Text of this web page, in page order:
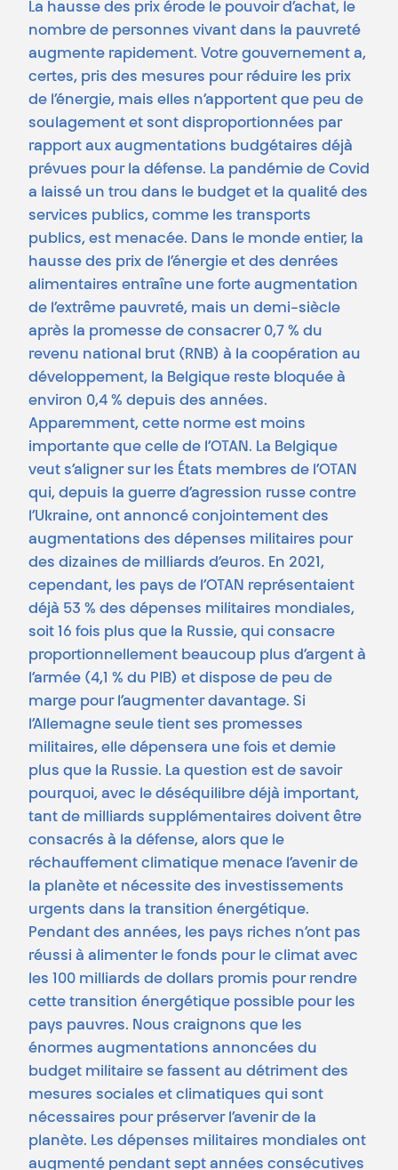
La hausse des prix érode le pouvoir d’achat, le
nombre de personnes vivant dans la pauvreté
augmente rapidement. Votre gouvernement a,
certes, pris des mesures pour réduire les prix
de l’énergie, mais elles n’apportent que peu de
soulagement et sont disproportionnées par
rapport aux augmentations budgétaires déjà
prévues pour la défense. La pandémie de Covid
a laissé un trou dans le budget et la qualité des
services publics, comme les transports
publics, est menacée. Dans le monde entier, la
hausse des prix de l’énergie et des denrées
alimentaires entraîne une forte augmentation
de l’extrême pauvreté, mais un demi-siècle
après la promesse de consacrer 0,7 % du
revenu national brut (RNB) à la coopération au
développement, la Belgique reste bloquée à
environ 0,4 % depuis des années.
Apparemment, cette norme est moins
importante que celle de l’OTAN. La Belgique
veut s’aligner sur les États membres de l’OTAN
qui, depuis la guerre d’agression russe contre
l’Ukraine, ont annoncé conjointement des
augmentations des dépenses militaires pour
des dizaines de milliards d’euros. En 2021,
cependant, les pays de l’OTAN représentaient
déjà 53 % des dépenses militaires mondiales,
soit 16 fois plus que la Russie, qui consacre
proportionnellement beaucoup plus d’argent à
l’armée (4,1 % du PIB) et dispose de peu de
marge pour l’augmenter davantage. Si
l’Allemagne seule tient ses promesses
militaires, elle dépensera une fois et demie
plus que la Russie. La question est de savoir
pourquoi, avec le déséquilibre déjà important,
tant de milliards supplémentaires doivent être
consacrés à la défense, alors que le
réchauffement climatique menace l’avenir de
la planète et nécessite des investissements
urgents dans la transition énergétique.
Pendant des années, les pays riches n’ont pas
réussi à alimenter le fonds pour le climat avec
les 100 milliards de dollars promis pour rendre
cette transition énergétique possible pour les
pays pauvres. Nous craignons que les
énormes augmentations annoncées du
budget militaire se fassent au détriment des
mesures sociales et climatiques qui sont
nécessaires pour préserver l’avenir de la
planète. Les dépenses militaires mondiales ont
augmenté pendant sept années consécutives